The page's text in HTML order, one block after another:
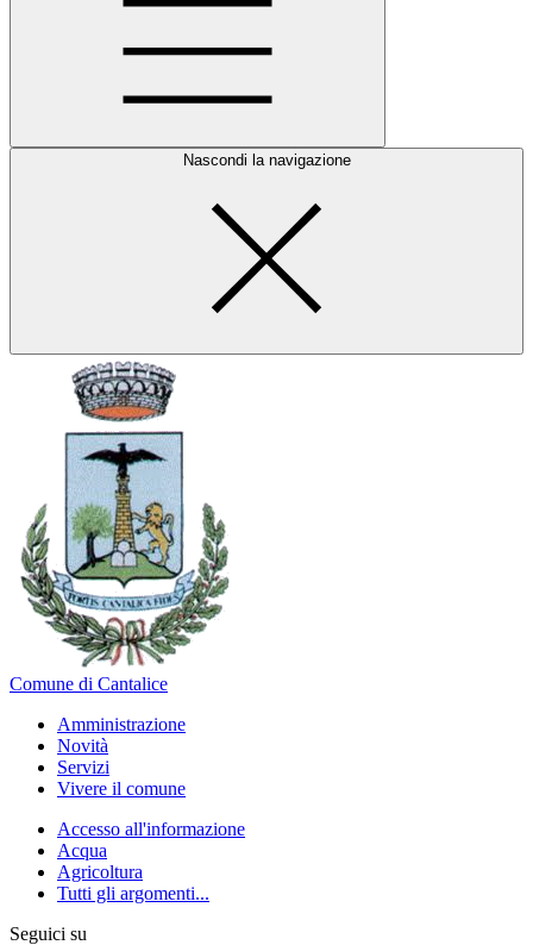
Nascondi la navigazione
Comune di Cantalice
Amministrazione
Novità
Servizi
Vivere il comune
Accesso all'informazione
Acqua
Agricoltura
Tutti gli argomenti...
Seguici su